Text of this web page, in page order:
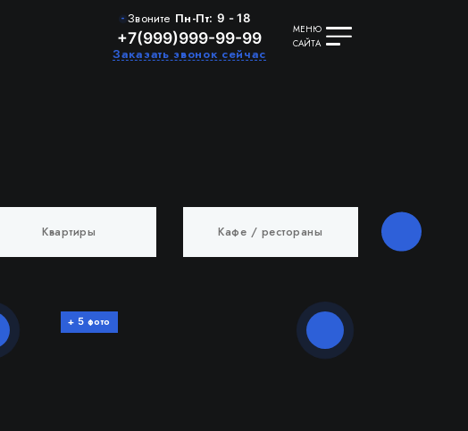
Звоните Пн-Пт: 9 - 18
+7(999)999-99-99
Заказать звонок сейчас
МЕНЮ
САЙТА
Квартиры Кафе / рестораны
+ 5 фото